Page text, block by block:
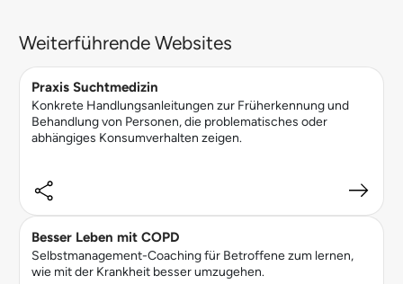
Weiterführende Websites
Praxis Suchtmedizin
Konkrete Handlungsanleitungen zur Früherkennung und
Behandlung von Personen, die problematisches oder
abhängiges Konsumverhalten zeigen.
Besser Leben mit COPD
Selbstmanagement-Coaching für Betroffene zum lernen,
wie mit der Krankheit besser umzugehen.